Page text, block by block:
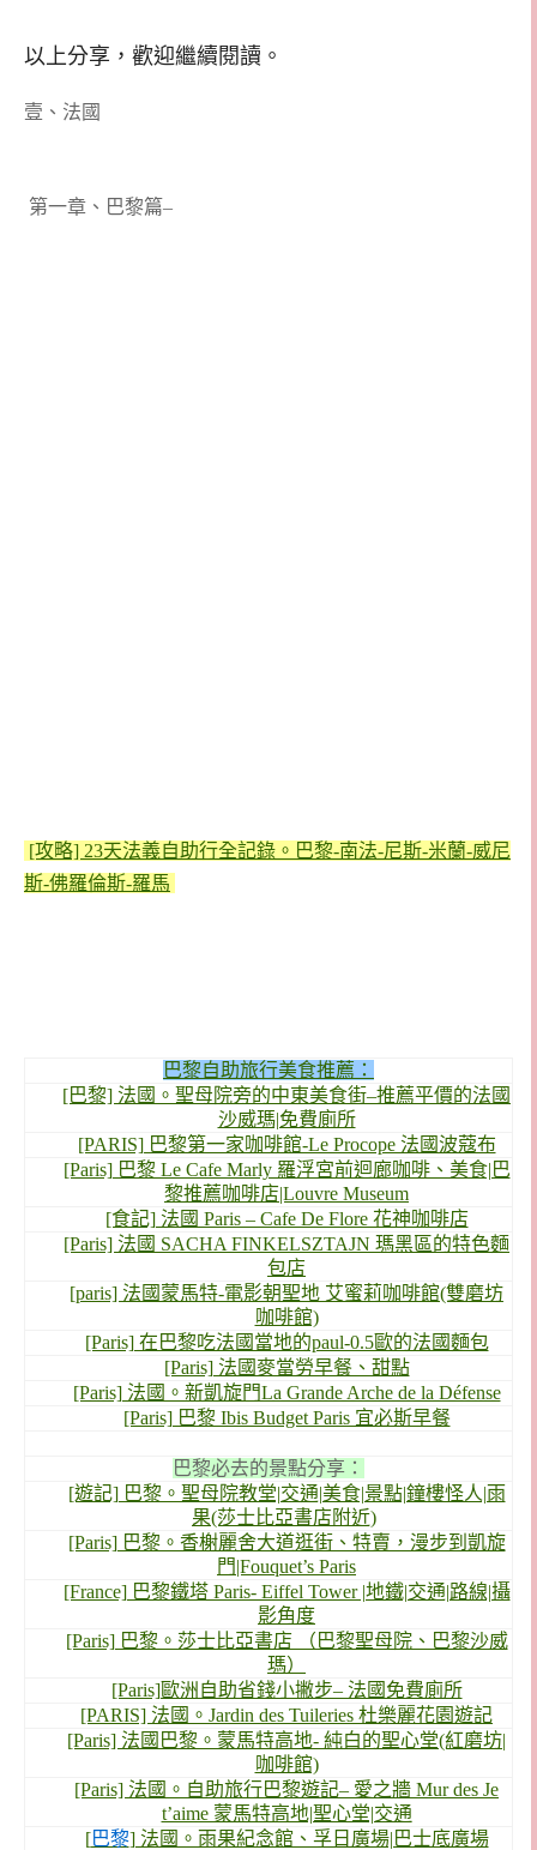
以上分享，歡迎繼續閱讀。
壹、法國
第一章、巴黎篇–
[攻略] 23天法義自助行全記錄。巴黎-南法-尼斯-米蘭-威尼
斯-佛羅倫斯-羅馬
巴黎自助旅行美食推薦：
[巴黎] 法國。聖母院旁的中東美食街–推薦平價的法國
沙威瑪|免費廁所
[PARIS] 巴黎第一家咖啡館-Le Procope 法國波蔻布
[Paris] 巴黎 Le Cafe Marly 羅浮宮前迴廊咖啡、美食|巴
黎推薦咖啡店|Louvre Museum
[食記] 法國 Paris – Cafe De Flore 花神咖啡店
[Paris] 法國 SACHA FINKELSZTAJN 瑪黑區的特色麵
包店
[paris] 法國蒙馬特-電影朝聖地 艾蜜莉咖啡館(雙磨坊
咖啡館)
[Paris] 在巴黎吃法國當地的paul-0.5歐的法國麵包
[Paris] 法國麥當勞早餐、甜點
[Paris] 法國。新凱旋門La Grande Arche de la Défense
[Paris] 巴黎 Ibis Budget Paris 宜必斯早餐
巴黎必去的景點分享：
[遊記] 巴黎。聖母院教堂|交通|美食|景點|鐘樓怪人|雨
果(莎士比亞書店附近)
[Paris] 巴黎。香榭麗舍大道逛街、特賣，漫步到凱旋
門|Fouquet’s Paris
[France] 巴黎鐵塔 Paris- Eiffel Tower |地鐵|交通|路線|攝
影角度
[Paris] 巴黎。莎士比亞書店 （巴黎聖母院、巴黎沙威
瑪）
[Paris]歐洲自助省錢小撇步– 法國免費廁所
[PARIS] 法國。Jardin des Tuileries 杜樂麗花園遊記
[Paris] 法國巴黎。蒙馬特高地- 純白的聖心堂(紅磨坊|
咖啡館)
[Paris] 法國。自助旅行巴黎遊記– 愛之牆 Mur des Je
t’aime 蒙馬特高地|聖心堂|交通
[巴黎] 法國。雨果紀念館、孚日廣場|巴士底廣場